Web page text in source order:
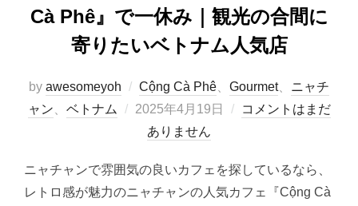
Cà Phê』で一休み｜観光の合間に
寄りたいベトナム人気店
by awesomeyoh Cộng Cà Phê Gourmet、 ニャチ
ャン
ベトナム
投
2025年4月19日
コメントはまだ
ありません
ニャチャンで雰囲気の良いカフェを探しているなら、
レトロ感が魅力のニャチャンの人気カフェ『Cộng Cà